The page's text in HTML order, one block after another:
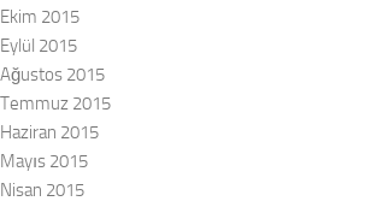
Ekim 2015
Eylül 2015
Ağustos 2015
Temmuz 2015
Haziran 2015
Mayıs 2015
Nisan 2015